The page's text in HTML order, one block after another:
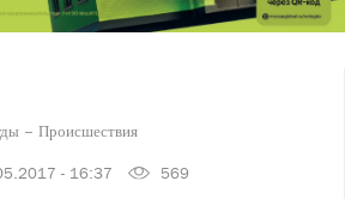
Происшествия
- 16:37 569